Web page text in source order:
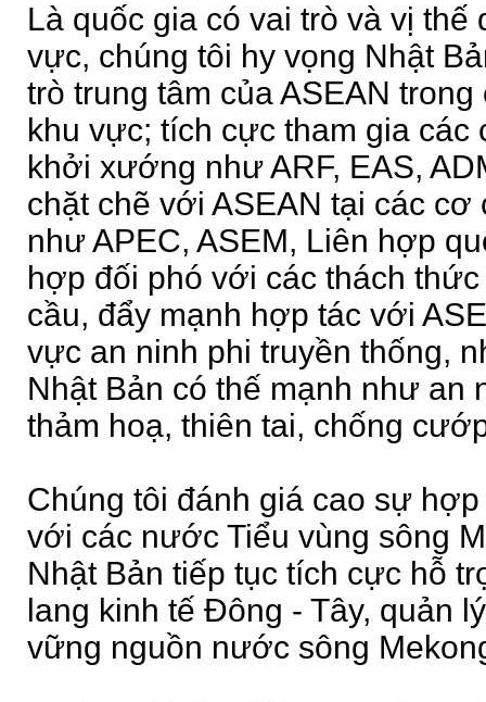
Là quốc gia có vai trò và vị thế
vực, chúng tôi hy vọng Nhật
trò trung tâm của ASEAN
khu vực; tích cực tham gia các
khởi xướng như ARF, EAS,
chặt chẽ với ASEAN tại các cơ
như APEC, ASEM, Liên hợp
hợp đối phó với các thách
cầu, đẩy mạnh hợp tác với
vực an ninh phi truyền thống,
Nhật Bản có thế mạnh như an
thảm hoạ, thiên tai, chống
Chúng tôi đánh giá cao sự
với các nước Tiểu vùng sông
Nhật Bản tiếp tục tích cực hỗ
lang kinh tế Đông - Tây, quản
vững nguồn nước sông